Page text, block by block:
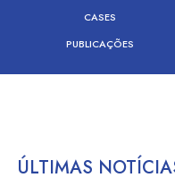
CASES
PUBLICAÇÕES
ÚLTIMAS